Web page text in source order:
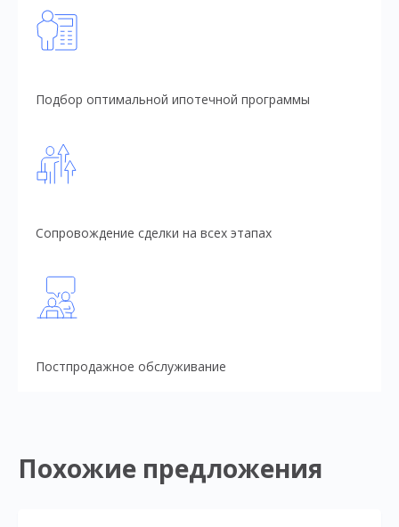
Подбор оптимальной ипотечной программы
Сопровождение сделки на всех этапах
Постпродажное обслуживание
Похожие предложения